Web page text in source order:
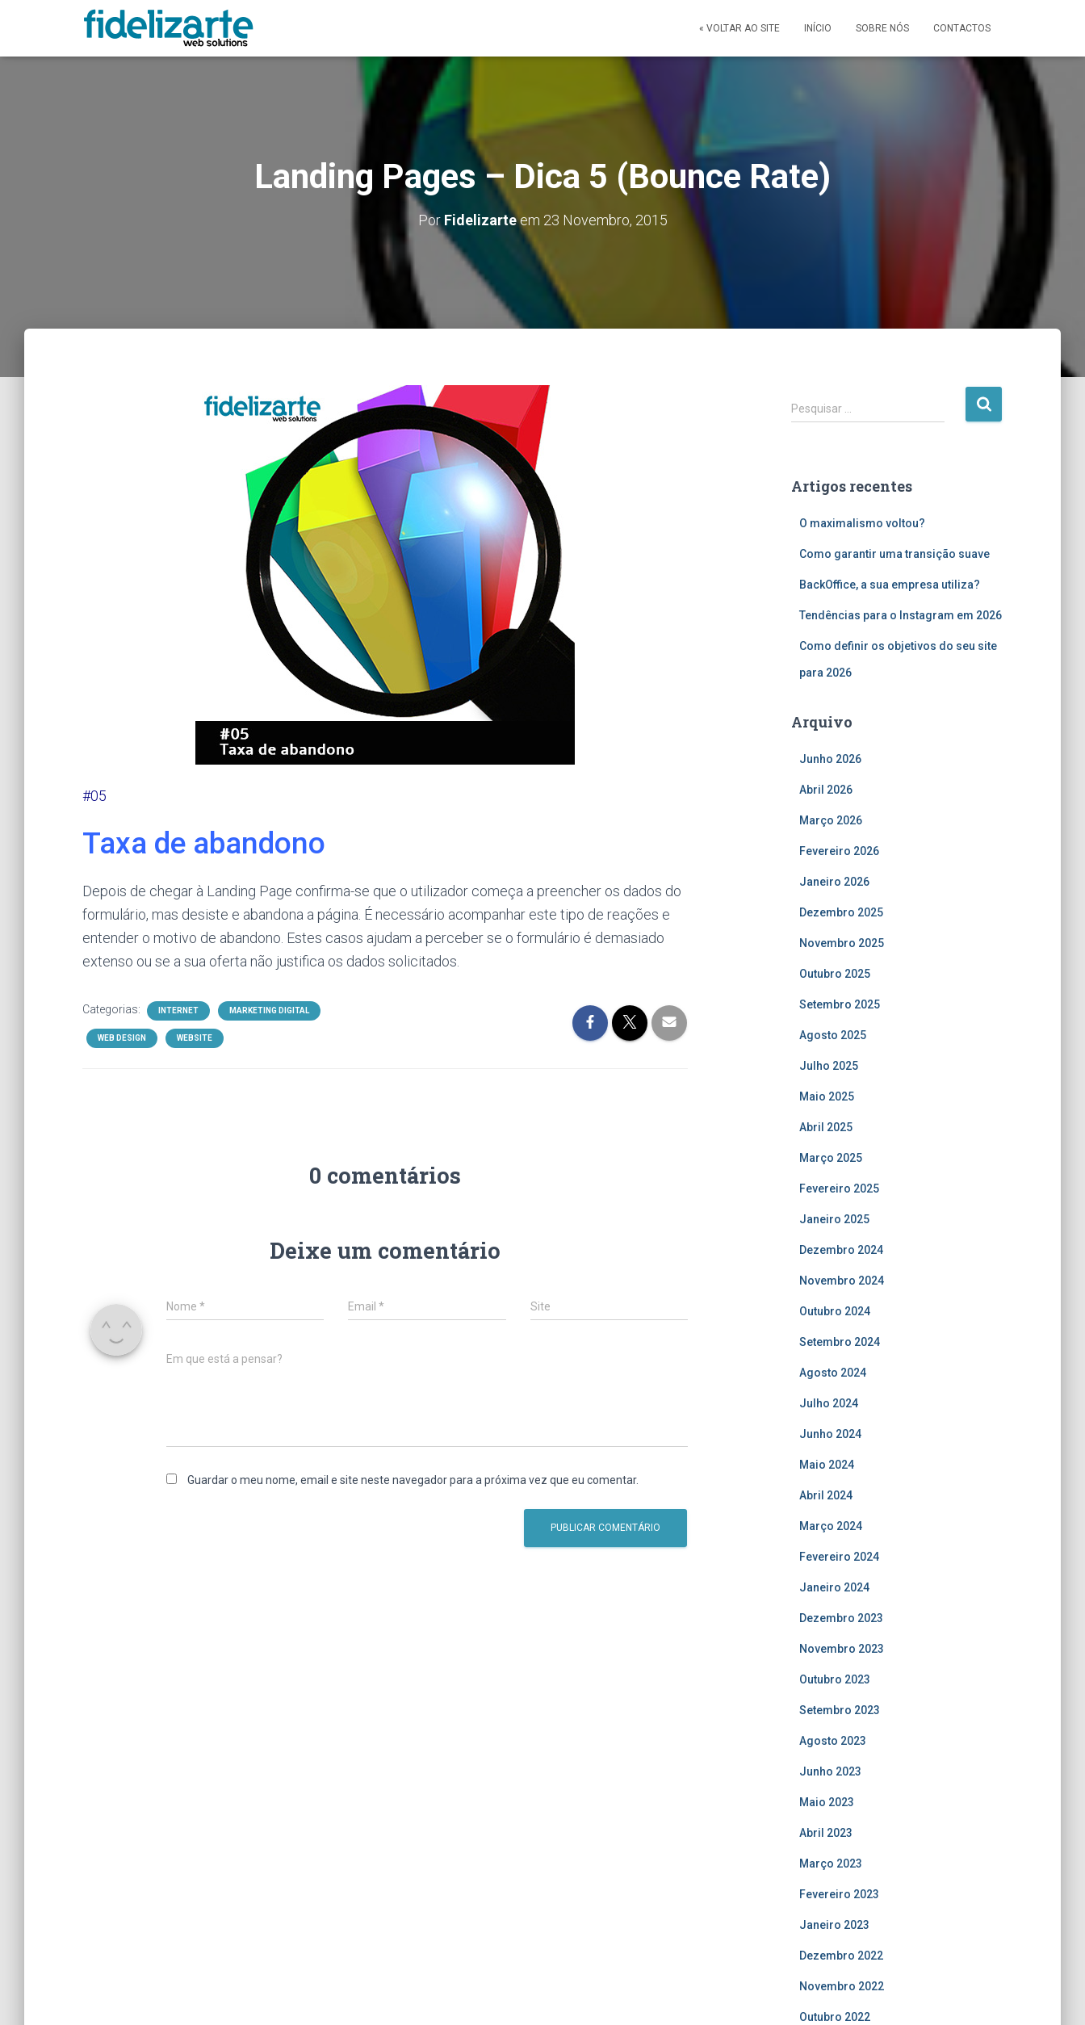
« VOLTAR AO SITE INÍCIO SOBRE NÓS CONTACTOS
Landing Pages – Dica 5 (Bounce Rate)
Por Fidelizarteem 23 Novembro, 2015
#05
Taxa de abandono
Depois de chegar à Landing Page confirma-se que o utilizador começa a preencher os dados do
formulário, mas desiste e abandona a página. É necessário acompanhar este tipo de reações e
entender o motivo de abandono. Estes casos ajudam a perceber se o formulário é demasiado
extenso ou se a sua oferta não justifica os dados solicitados.
Categorias: INTERNET MARKETING DIGITAL
WEB DESIGN WEBSITE
0 comentários
Deixe um comentário
Nome * Email* Site
Em que está a pensar?
Guardar o meu nome, email e site neste navegador para a próxima vez que eu comentar.
P
e
i
Pesquisar …
Artigos recentes
O maximalismo voltou?
Como garantir uma transição suave
BackOffice, a sua empresa utiliza?
Tendências para o Instagram em 2026
Como definir os objetivos do seu site
para 2026
Arquivo
Junho 2026
Abril 2026
Março 2026
Fevereiro 2026
Janeiro 2026
Dezembro 2025
Novembro 2025
Outubro 2025
Setembro 2025
Agosto 2025
Julho 2025
Maio 2025
Abril 2025
Março 2025
Fevereiro 2025
Janeiro 2025
Dezembro 2024
Novembro 2024
Outubro 2024
Setembro 2024
Agosto 2024
Julho 2024
Junho 2024
Maio 2024
Abril 2024
Março 2024
Fevereiro 2024
Janeiro 2024
Dezembro 2023
Novembro 2023
Outubro 2023
Setembro 2023
Agosto 2023
Junho 2023
Maio 2023
Abril 2023
Março 2023
Fevereiro 2023
Janeiro 2023
Dezembro 2022
Novembro 2022
Outubro 2022